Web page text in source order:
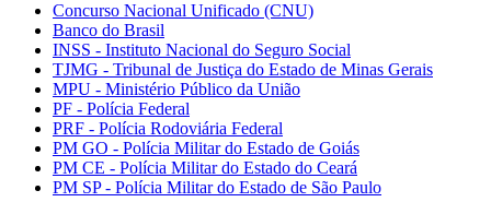
Concurso Nacional Unificado (CNU)
Banco do Brasil
INSS - Instituto Nacional do Seguro Social
TJMG - Tribunal de Justiça do Estado de Minas Gerais
MPU - Ministério Público da União
PF - Polícia Federal
PRF - Polícia Rodoviária Federal
PM GO - Polícia Militar do Estado de Goiás
PM CE - Polícia Militar do Estado do Ceará
PM SP - Polícia Militar do Estado de São Paulo